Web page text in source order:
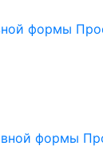
формы
формы